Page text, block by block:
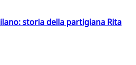
storia della partigiana Rita